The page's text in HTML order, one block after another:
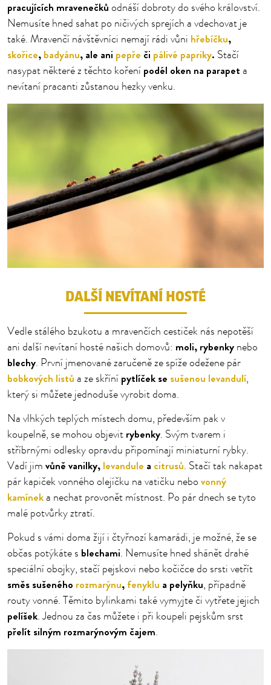
pracujících mravenečků odnáší dobroty do svého království.
Nemusíte hned sahat po ničivých sprejích a vdechovat je
také. Mravenčí návštěvníci nemají rádi vůni hřebíčku,
skořice, badyánu, ale ani pepře či pálivé papriky. Stačí
nasypat některé z těchto koření podél oken na parapet a
nevítaní pracanti zůstanou hezky venku.
DALŠÍ NEVÍTANÍ HOSTÉ
Vedle stálého bzukotu a mravenčích cestiček nás nepotěší
ani další nevítaní hosté našich domovů: moli, rybenky nebo
blechy. První jmenované zaručeně ze spíže odežene pár
bobkových listů a ze skříní pytlíček se sušenou levandulí,
který si můžete jednoduše vyrobit doma.
Na vlhkých teplých místech domu, především pak v
koupelně, se mohou objevit rybenky. Svým tvarem i
stříbrnými odlesky opravdu připomínají miniaturní rybky.
Vadí jim vůně vanilky, levandule a citrusů. Stačí tak nakapat
pár kapiček vonného olejíčku na vatičku nebo vonný
kamíneka nechat provonět místnost. Po pár dnech se tyto
malé potvůrky ztratí.
Pokud s vámi doma žijí i čtyřnozí kamarádi, je možné, že se
občas potýkáte s blechami. Nemusíte hned shánět drahé
speciální obojky, stačí pejskovi nebo kočičce do srsti vetřít
směs sušeného rozmarýnu, fenyklu a pelyňku, případně
routy vonné. Těmito bylinkami také vymyjte či vytřete jejich
pelíšek. Jednou za čas můžete i při koupeli pejskům srst
přelít silným rozmarýnovým čajem.